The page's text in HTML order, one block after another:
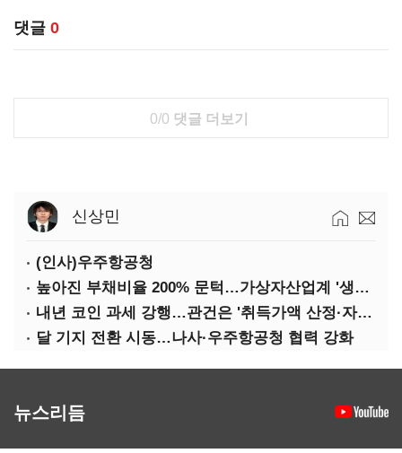
댓글 0
0/0 댓글 더보기
신상민
(인사)우주항공청
높아진 부채비율 200% 문턱…가상자산업계 '생존 시험대'
내년 코인 과세 강행…관건은 '취득가액 산정·자산 이동'
달 기지 전환 시동…나사·우주항공청 협력 강화
뉴스리듬